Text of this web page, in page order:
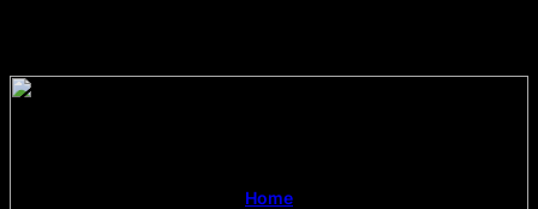
Home